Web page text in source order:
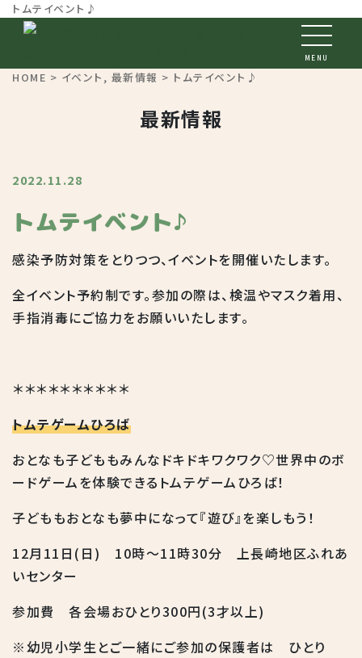
トムテイベント♪
MENU
HOME > イベント , 最新情報 > トムテイベント♪
最新情報
2022.11.28
トムテイベント♪
感染予防対策をとりつつ、イベントを開催いたします。
全イベント予約制です。参加の際は、検温やマスク着用、
手指消毒にご協力をお願いいたします。
＊＊＊＊＊＊＊＊＊＊
トムテゲームひろば
おとなも子どももみんなドキドキワクワク♡世界中のボ
ードゲームを体験できるトムテゲームひろば！
子どももおとなも夢中になって『遊び』を楽しもう！
12月11日(日) 10時～11時30分 上長崎地区ふれあ
いセンター
参加費 各会場おひとり300円(3才以上)
※幼児小学生とご一緒にご参加の保護者は ひとり